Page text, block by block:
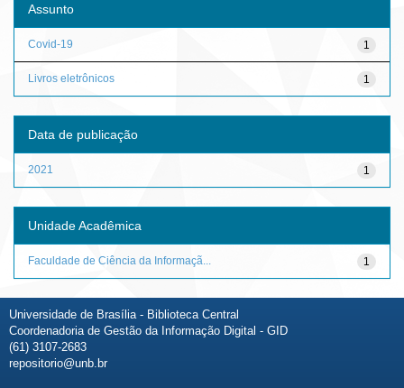
Assunto
1
Covid-19
1
Livros eletrônicos
Data de publicação
1
2021
Unidade Acadêmica
1
Faculdade de Ciência da Informaçã...
Universidade de Brasília - Biblioteca Central
Coordenadoria de Gestão da Informação Digital - GID
(61) 3107-2683
repositorio@unb.br